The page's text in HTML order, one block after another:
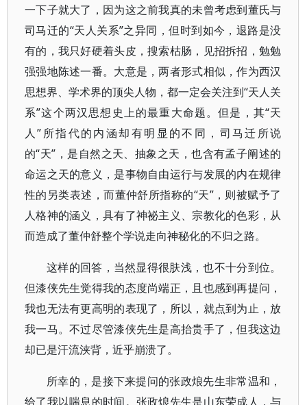
一下子就大了，因为这之前我真的未曾考虑到董氏与
司马迁的“天人关系”之异同，但时到如今，退路是没
有的，我只好硬着头皮，搜索枯肠，见招拆招，勉勉
强强地陈述一番。大意是，两者形式相似，作为西汉
思想界、学术界的顶尖人物，都一定会关注到“天人关
系”这个两汉思想史上的最重大命题。但是，其“天
人”所指代的内涵却有明显的不同，司马迁所说
的“天”，是自然之天、抽象之天，也含有孟子阐述的
命运之天的意义，是事物自由运行与发展的内在规律
性的另类表述，而董仲舒所指称的“天”，则被赋予了
人格神的涵义，具有了神祕主义、宗教化的色彩，从
而造成了董仲舒整个学说走向神秘化的不归之路。
这样的回答，当然显得很肤浅，也不十分到位。
但漆侠先生觉得我的态度尚端正，且也感到再提问，
我也无法有更高明的表现了，所以，就点到为止，放
我一马。不过尽管漆侠先生是高抬贵手了，但我这边
却已是汗流浃背，近乎崩溃了。
所幸的，是接下来提问的张政烺先生非常温和，
给了我以喘息的时间。张政烺先生是山东荣成人，与